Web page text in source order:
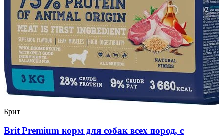
Брит
Brit Premium корм для собак всех пород, с